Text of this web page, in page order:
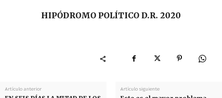
HIPÓDROMO POLÍTICO D.R. 2020
Artículo anterior Artículo siguiente